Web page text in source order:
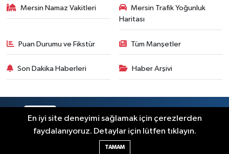
Mersin Namaz Vakitleri
Mersin Trafik Yoğunluk
Haritası
Puan Durumu ve Fikstür Tüm Manşetler
Son Dakika Haberleri Haber Arşivi
Haber Yazılımı:
En iyi site deneyimi sağlamak için çerezlerden
faydalanıyoruz. Detaylar için lütfen tıklayın.
TAMAM